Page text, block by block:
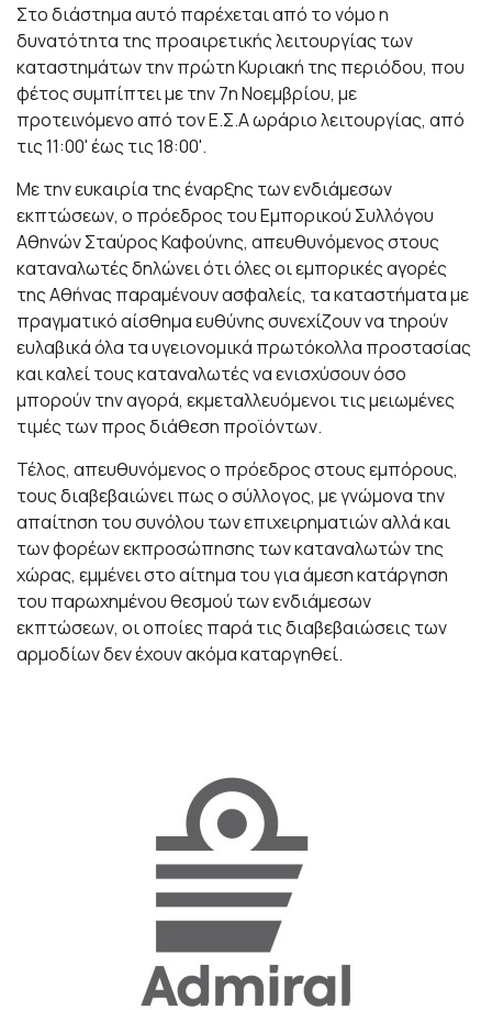
Στο διάστημα αυτό παρέχεται από το νόμο η
δυνατότητα της προαιρετικής λειτουργίας των
καταστημάτων την πρώτη Κυριακή της περιόδου, που
φέτος συμπίπτει με την 7η Νοεμβρίου, με
προτεινόμενο από τον Ε.Σ.Α ωράριο λειτουργίας, από
τις 11:00' έως τις 18:00'.
Με την ευκαιρία της έναρξης των ενδιάμεσων
εκπτώσεων, ο πρόεδρος του Εμπορικού Συλλόγου
Αθηνών Σταύρος Καφούνης, απευθυνόμενος στους
καταναλωτές δηλώνει ότι όλες οι εμπορικές αγορές
της Αθήνας παραμένουν ασφαλείς, τα καταστήματα με
πραγματικό αίσθημα ευθύνης συνεχίζουν να τηρούν
ευλαβικά όλα τα υγειονομικά πρωτόκολλα προστασίας
και καλεί τους καταναλωτές να ενισχύσουν όσο
μπορούν την αγορά, εκμεταλλευόμενοι τις μειωμένες
τιμές των προς διάθεση προϊόντων.
Τέλος, απευθυνόμενος ο πρόεδρος στους εμπόρους,
τους διαβεβαιώνει πως ο σύλλογος, με γνώμονα την
απαίτηση του συνόλου των επιχειρηματιών αλλά και
των φορέων εκπροσώπησης των καταναλωτών της
χώρας, εμμένει στο αίτημα του για άμεση κατάργηση
του παρωχημένου θεσμού των ενδιάμεσων
εκπτώσεων, οι οποίες παρά τις διαβεβαιώσεις των
αρμοδίων δεν έχουν ακόμα καταργηθεί.